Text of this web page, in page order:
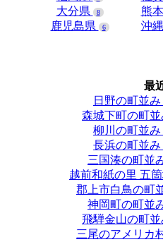
大分県 8 熊
鹿児島県 6 沖
最
日野の町並み
森城下町の町並
柳川の町並み
長浜の町並み
三国湊の町並
越前和紙の里 五
郡上市白鳥の町
神岡町の町並
飛騨金山の町並
三尾のアメリカ